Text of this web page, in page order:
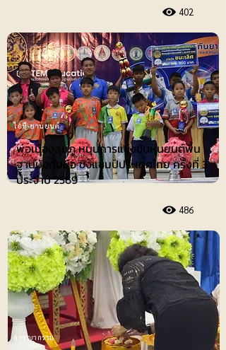
402
ไอที-ยานยนต์
พ่อเมืองลุ่มภู หนุนการแข่งขันหุ่นยนต์พื้น
ฐานบังคับมือ ชิงแชมป์ประเทศไทย ครั้งที่ 3
ประจำปี 2569
486
อาชญากรรม